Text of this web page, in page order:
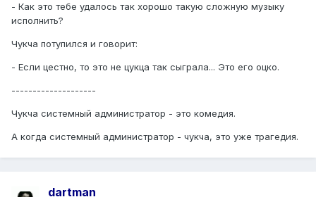
- Как это тебе удалось так хорошо такую сложную музыку
исполнить?
Чукча потупился и говорит:
- Если цестно, то это не цукца так сыграла... Это его оцко.
--------------------
Чукча системный администратор - это комедия.
А когда системный администратор - чукча, это уже трагедия.
dartman